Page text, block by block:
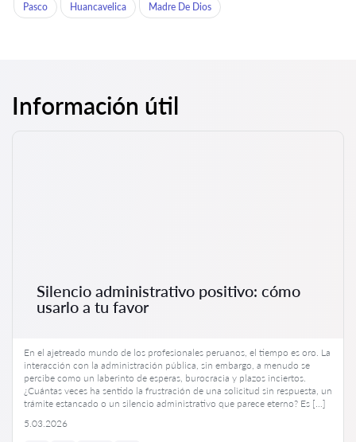
Pasco Huancavelica Madre De Dios
Información útil
Silencio administrativo positivo: cómo
usarlo a tu favor
En el ajetreado mundo de los profesionales peruanos, el tiempo es oro. La
interacción con la administración pública, sin embargo, a menudo se
percibe como un laberinto de esperas, burocracia y plazos inciertos.
¿Cuántas veces ha sentido la frustración de una solicitud sin respuesta, un
trámite estancado o un silencio administrativo que parece eterno? Es […]
5.03.2026